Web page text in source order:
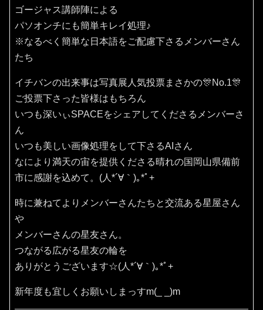
ゴージャス講師陣による
パソオンチにも簡単キレイ処理♪
※なるべく簡単な日本語をご配慮下さるメンバーさん
たち
イチバンの出来事は写真展人気投票まさかの🎊No.1🎊
ご投票下さった皆様はもちろん
いつも深いぃSPACEをシェアしてくださるメンバーさ
ん
いつも美しい画像処理をして下さるAIさん
なにより満天の宙を提供くださる晴れの国岡山県備前
市に感謝を込めて。(⁠人⁠*⁠´⁠∀⁠｀⁠)⁠｡⁠*ﾟ⁠+
時に兼ねてよりメンバーさんたちと交流ある星屋さん
や
メンバーさんの星友さん。
つながる広がる星友の輪を
ありがとうございます☆(⁠人⁠*⁠´⁠∀⁠｀⁠)⁠｡⁠*ﾟ⁠+
新年度も宜しくお願いしまっすm(_ _)m